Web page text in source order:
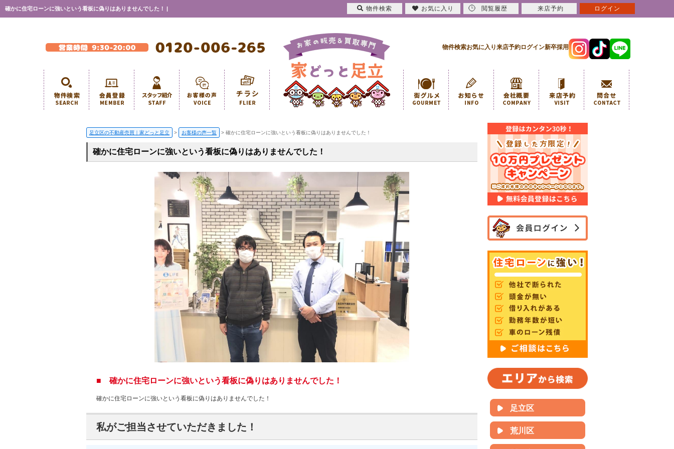
確かに住宅ローンに強いという看板に偽りはありませんでした！ |
物件検索お気に入り来店予約ログイン新卒採用
足立区の不動産売買｜家どっと足立 > お客様の声一覧 > 確かに住宅ローンに強いという看板に偽りはありませんでした！
確かに住宅ローンに強いという看板に偽りはありませんでした！
■ 確かに住宅ローンに強いという看板に偽りはありませんでした！
確かに住宅ローンに強いという看板に偽りはありませんでした！
私がご担当させていただきました！
足立区
荒川区
物件検索 お気に入り 閲覧履歴 来店予約 ログイン